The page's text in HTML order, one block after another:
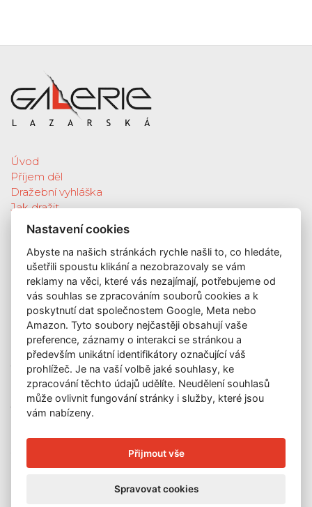
Úvod
Příjem děl
Dražební vyhláška
Jak dražit
Galerie
Katalog vydražených děl
O nás
GDPR
Kontakt
KONTAKT
GALERIE LAZARSKÁ
Lazarská 7
110 00 Praha 1
E-mail:
info@galerielazarska.cz
Telefon:
+420 222 523 739
OTEVÍRACÍ DOBA
Nastavení cookies
Abyste na našich stránkách rychle našli to, co hledáte,
ušetřili spoustu klikání a nezobrazovaly se vám
reklamy na věci, které vás nezajímají, potřebujeme od
vás souhlas se zpracováním souborů cookies a k
poskytnutí dat společnostem Google, Meta nebo
Amazon. Tyto soubory nejčastěji obsahují vaše
preference, záznamy o interakci se stránkou a
především unikátní identifikátory označující váš
prohlížeč. Je na vaší volbě jaké souhlasy, ke
zpracování těchto údajů udělíte. Neudělení souhlasů
může ovlivnit fungování stránky i služby, které jsou
vám nabízeny.
Přijmout vše
Spravovat cookies